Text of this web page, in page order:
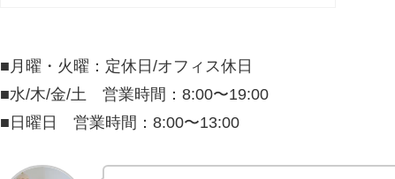
■月曜・火曜：定休日/オフィス休日
■水/木/金/土 営業時間：8:00〜19:00
■日曜日 営業時間：8:00〜13:00